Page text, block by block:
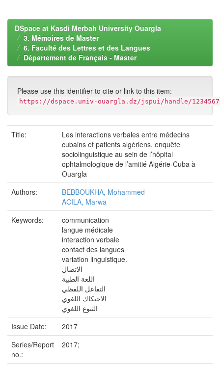
DSpace at Kasdi Merbah University Ouargla
3. Mémoires de Master
6. Faculté des Lettres et des Langues
Département de Français - Master
Please use this identifier to cite or link to this item:
https://dspace.univ-ouargla.dz/jspui/handle/
Title:
Les interactions verbales entre médecins
cubains et patients algériens, enquête
sociolinguistique au sein de l’hôpital
ophtalmologique de l’amitié Algérie-Cuba à
Ouargla
Authors:
BEBBOUKHA, Mohammed
ACILA, Marwa
Keywords:
communication
langue médicale
interaction verbale
contact des langues
variation linguistique.
الاتصال
اللغة الطبية
التفاعل اللفظي
الاحتكاك اللغوي
التنوع اللغوي
Issue Date:
2017
Series/Report
no.:
2017;